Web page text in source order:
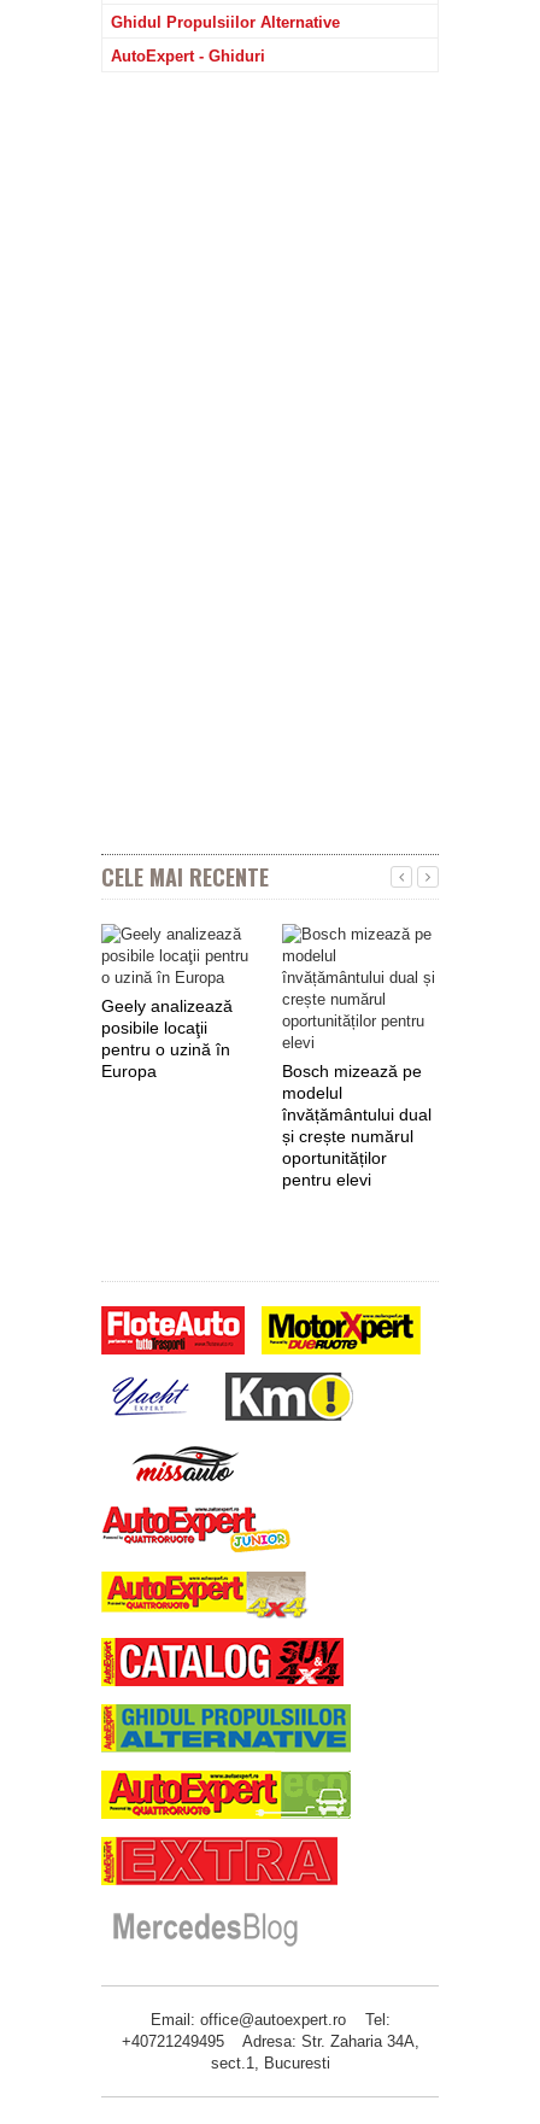
Ghidul Propulsiilor Alternative
AutoExpert - Ghiduri
CELE MAI RECENTE
Geely analizează
posibile locaţii
pentru o uzină în
Europa
Bosch mizează pe
modelul
învățământului dual
și crește numărul
oportunităților
pentru elevi
Email: office@autoexpert.ro Tel:
+40721249495 Adresa: Str. Zaharia 34A,
sect.1, Bucuresti